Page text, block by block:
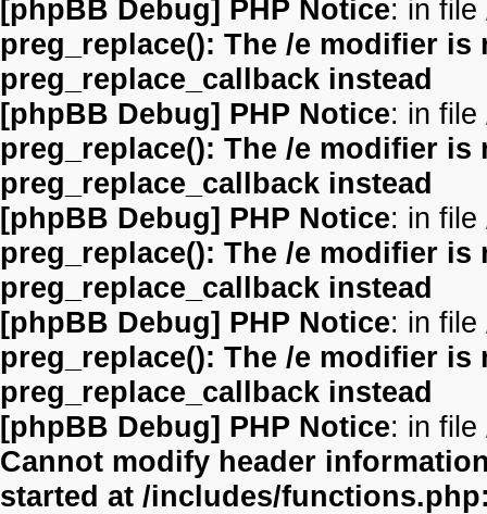
[phpBB Debug] PHP Notice: in file
preg_replace(): The /e modifier
preg_replace_callback instead
[phpBB Debug] PHP Notice: in file
preg_replace(): The /e modifier
preg_replace_callback instead
[phpBB Debug] PHP Notice: in file
preg_replace(): The /e modifier
preg_replace_callback instead
[phpBB Debug] PHP Notice: in file
preg_replace(): The /e modifier
preg_replace_callback instead
[phpBB Debug] PHP Notice: in file
Cannot modify header
started at /includes/